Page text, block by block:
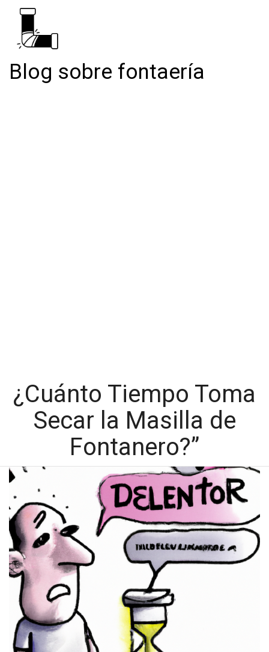
Blog sobre fontaería
¿Cuánto Tiempo Toma
Secar la Masilla de
Fontanero?”